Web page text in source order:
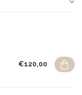
€120,00